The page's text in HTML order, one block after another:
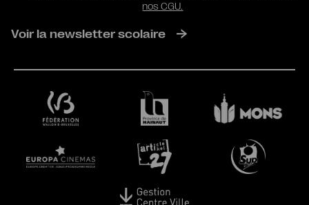
nos CGU.
Voir la newsletter scolaire